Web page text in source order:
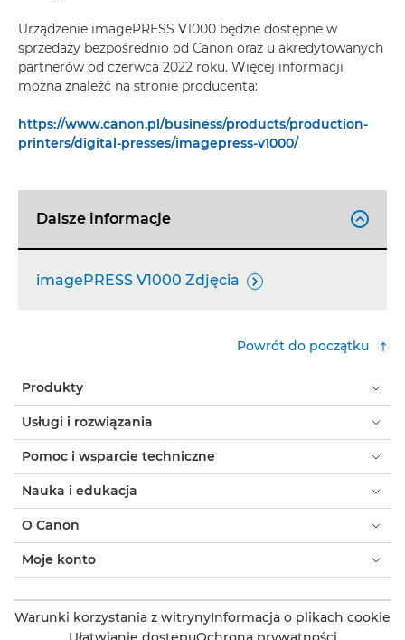
Urządzenie imagePRESS V1000 będzie dostępne w
sprzedaży bezpośrednio od Canon oraz u akredytowanych
partnerów od czerwca 2022 roku. Więcej informacji
można znaleźć na stronie producenta:
https://www.canon.pl/business/products/production-
printers/digital-presses/imagepress-v1000/
Dalsze informacje 
imagePRESS V1000 Zdjęcia 
Powrót do początku
Produkty
Usługi i rozwiązania
Pomoc i wsparcie techniczne
Nauka i edukacja
O Canon
Moje konto
Warunki korzystania z witrynyInformacja o plikach cookie